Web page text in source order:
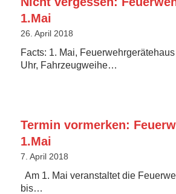
1.Mai
26. April 2018
Facts: 1. Mai,
Uhr, Fahrzeugweihe…
Termin vormerken:
1.Mai
7. April 2018
Am 1. Mai veranstaltet die
bis…